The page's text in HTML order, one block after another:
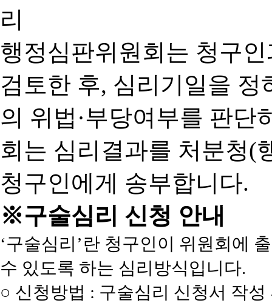
행정심판위원회는 청구
검토한 후, 심리기일을 정
의 위법·부당여부를 판단
회는 심리결과를 처분청(
청구인에게 송부합니다.
※구술심리 신청 안내
‘구술심리’란 청구인이 위원회에
수 있도록 하는 심리방식입니다.
○ 신청방법 : 구술심리 신청서 작